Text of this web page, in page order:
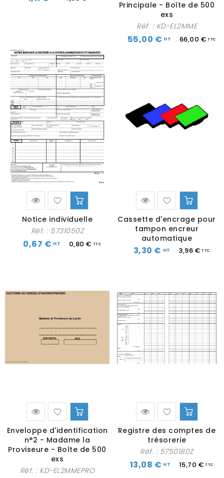
Principale - Boîte de 500
exs
Réf. : KD-EL2MME
55,00 € 66,00 €
Notice individuelle
Réf. : 5731050Z
0,67 € 0,80 €
Cassette d'encrage pour
tampon encreur
automatique
3,30 € 3,96 €
Enveloppe d'identification
n°2 - Madame la
Proviseure - Boîte de 500
exs
Réf. : KD-EL2MMEPRO
Registre des comptes de
trésorerie
Réf. : 5750180Z
13,08 € 15,70 €